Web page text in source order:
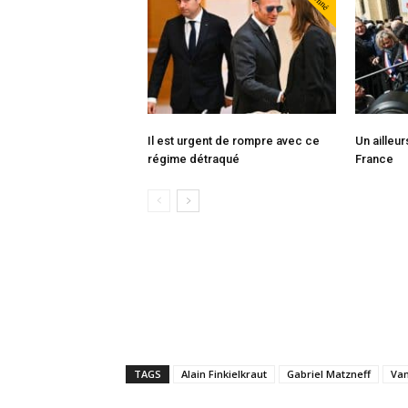
Il est urgent de rompre avec ce
régime détraqué
Un
France
TAGS Alain Finkielkraut Gabriel Matzneff